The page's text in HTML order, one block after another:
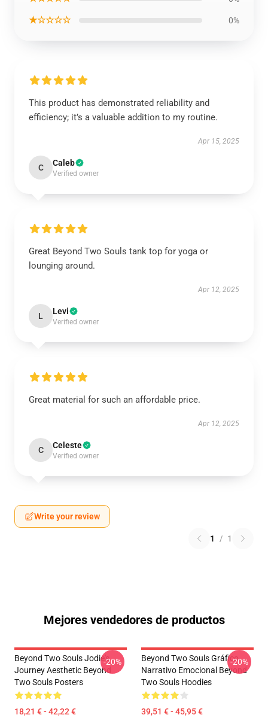
★☆☆☆☆ 0%
This product has demonstrated reliability and
efficiency; it’s a valuable addition to my routine.
Apr 15, 2025
C Caleb
Verified owner
Great Beyond Two Souls tank top for yoga or
lounging around.
Apr 12, 2025
L Levi
Verified owner
Great material for such an affordable price.
Apr 12, 2025
C Celeste
Verified owner
Write your review
1 / 1
Mejores vendedores de productos
Beyond Two Souls Jodie's
Journey Aesthetic Beyond
Two Souls Posters
18,21 € - 42,22 €
-20%
Beyond Two Souls Gráfico
Narrativo Emocional Beyond
Two Souls Hoodies
39,51 € - 45,95 €
-20%